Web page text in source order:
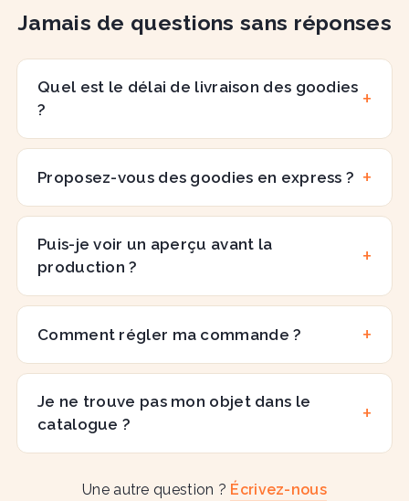
Jamais de questions sans réponses
Quel est le délai de livraison des goodies
?
Proposez-vous des goodies en express ?
Puis-je voir un aperçu avant la
production ?
Comment régler ma commande ?
Je ne trouve pas mon objet dans le
catalogue ?
Une autre question ? Écrivez-nous